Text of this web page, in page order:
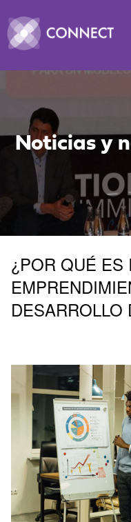
Image
Noticias y
¿POR QUÉ ES
DESARROLLO